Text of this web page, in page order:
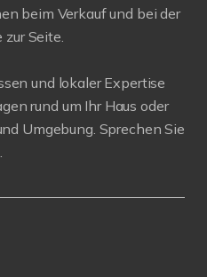
beim Verkauf und bei der
Seite.
und lokaler Expertise
rund um Ihr Haus oder
Umgebung. Sprechen Sie